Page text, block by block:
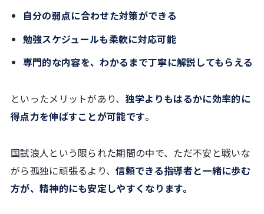
自分の弱点に合わせた対策ができる
勉強スケジュールも柔軟に対応可能
専門的な内容を、わかるまで丁寧に解説してもらえる
といったメリットがあり、 独学よりもはるかに効率的に
得点力を伸ばすことが可能です。
国試浪人という限られた期間の中で、ただ不安と戦いな
がら孤独に頑張るより、信頼できる指導者と一緒に歩む
方が、精神的にも安定しやすくなります。